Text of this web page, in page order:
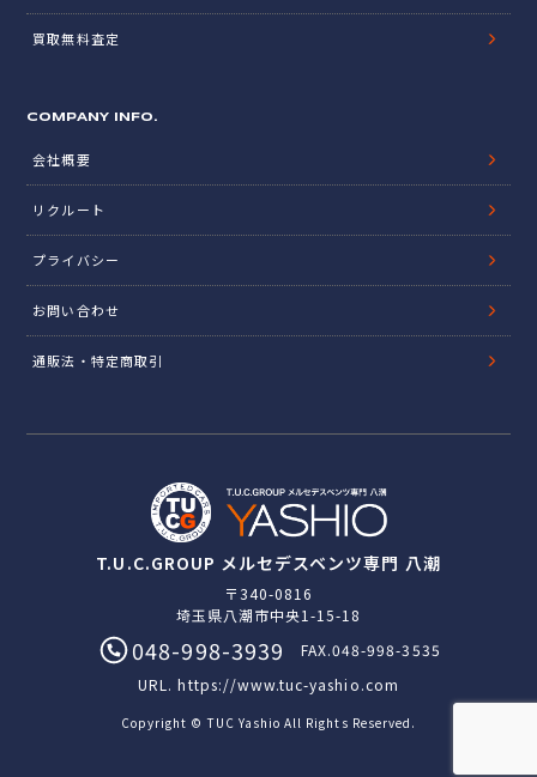
買取無料査定
COMPANY INFO.
会社概要
リクルート
プライバシー
お問い合わせ
通販法・特定商取引
T.U.C.GROUP メルセデスベンツ専門 八潮
〒340-0816
埼玉県八潮市中央1-15-18
048-998-3939
FAX.048-998-3535
URL.https://www.tuc-yashio.com
Copyright © TUC Yashio All Rights Reserved.